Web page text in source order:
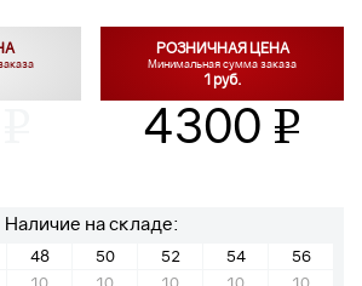
РОЗНИЧНАЯ ЦЕНА
Минимальная сумма заказа
1 руб.
4300 v
Наличие на складе:
48 50 52 54 56